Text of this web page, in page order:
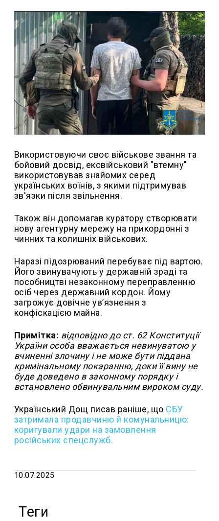
Використовуючи своє військове звання та
бойовий досвід, ексвійськовий "втемну"
використовував знайомих серед
українських воїнів, з якими підтримував
зв'язки після звільнення.
Також він допомагав куратору створювати
нову агентурну мережу на прикордонні з
чинних та колишніх військових.
Наразі підозрюваний перебуває під вартою.
Його звинувачують у державній зраді та
пособництві незаконному переправленню
осіб через державний кордон. Йому
загрожує довічне увʼязнення з
конфіскацією майна.
Примітка: відповідно до ст. 62 Конституції
України особа вважається невинуватою у
вчиненні злочину і не може бути піддана
кримінальному покаранню, доки її вину не
буде доведено в законному порядку і
встановлено обвинувальним вироком суду.
Український Дощ писав раніше, що СБУ
затримала продавчиню й комунальницю:
коригували удари на замовлення
російських спецслужб.
10.07.2025
Теги